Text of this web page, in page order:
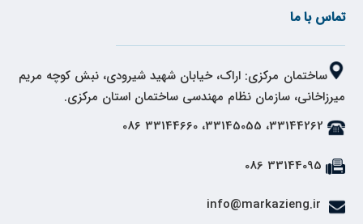
تماس با ما
ساختمان مرکزی: اراک، خیابان شهید شیرودی، نبش کوچه مریم
میرزاخانی، سازمان نظام مهندسی ساختمان استان مرکزی.
33144262، 33145055، 33144660 086
33144095 086